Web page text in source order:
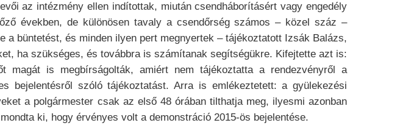
az intézmény ellen indítottak, miután csendháborításért vagy engedély
években, de különösen tavaly a csendőrség számos – közel száz –
büntetést, és minden ilyen pert megnyertek – tájékoztatott Izsák Balázs,
ha szükséges, és továbbra is számítanak segítségükre. Kifejtette azt is:
magát is megbírságolták, amiért nem tájékoztatta a rendezvényről a
bejelentésről szóló tájékoztatást. Arra is emlékeztetett: a gyülekezési
a polgármester csak az első 48 órában tilthatja meg, ilyesmi azonban
ki, hogy érvényes volt a demonstráció 2015-ös bejelentése.